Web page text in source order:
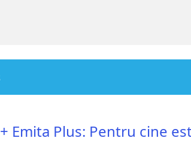
Emita Plus: Pentru cine